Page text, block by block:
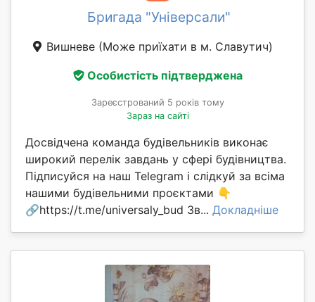
Бригада "Універсали"
Вишневе (Може приїхати в м. Славутич)
Особистість підтверджена
Зареєстрований 5 років тому
Зараз на сайті
Досвідчена команда будівельників виконає
широкий перелік завдань у сфері будівництва.
Підписуйся на наш Telegram і слідкуй за всіма
нашими будівельними проєктами 👇
🔗https://t.me/universaly_bud Зв... Докладніше